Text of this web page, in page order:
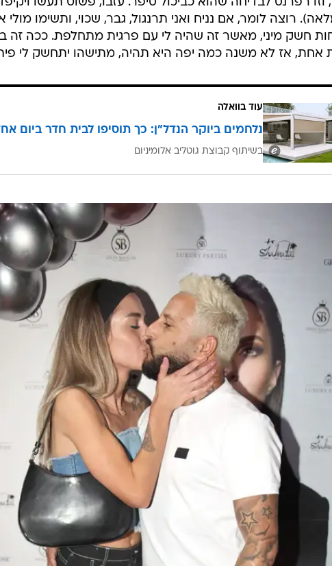
רוצה לומר, אם נניח ואני תרנגול, גבר, שכוי, ותשימו
חשק מיני, מאשר זה שהיה לי עם פרגית מתחלפת. ככה זה
אחת, אז לא משנה כמה יפה היא תהיה, מתישהו יתחשק לי
עוד בוואלה
נלחמים ביוקר הנדל"ן: כך תוסיפו לבית חדר ביום
בשיתוף קבוצת גוטליב אלומיניום